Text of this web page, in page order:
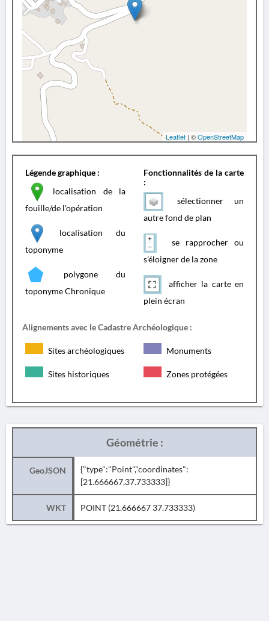
Leaflet | ©OpenStreetMap
Légende graphique :
localisation de la
fouille/de l'opération
localisation du
toponyme
polygone du
toponyme Chronique
Fonctionnalités de la carte
:
sélectionner un
autre fond de plan
se rapprocher ou
s'éloigner de la zone
afficher la carte en
plein écran
Alignements avec le Cadastre Archéologique :
Sites archéologiques Monuments
Sites historiques Zones protégées
Géométrie :
GeoJSON
{"type":"Point","coordinates":
[21.666667,37.733333]}
WKT POINT (21.666667 37.733333)